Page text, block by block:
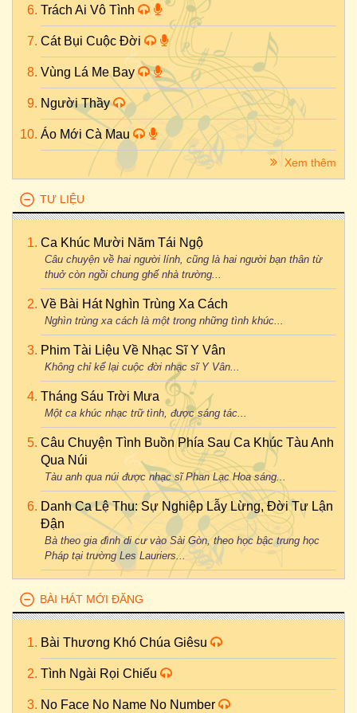
Trách Ai Vô Tình
Cát Bụi Cuộc Đời
Vùng Lá Me Bay
Người Thầy
Áo Mới Cà Mau
Xem thêm
TƯ LIỆU
Ca Khúc Mười Năm Tái Ngộ
Câu chuyện về hai người lính, cũng là hai người bạn thân từ
thuở còn ngồi chung ghế nhà trường...
Về Bài Hát Nghìn Trùng Xa Cách
Nghìn trùng xa cách là một trong những tình khúc...
Phim Tài Liệu Về Nhạc Sĩ Y Vân
Không chỉ kể lại cuộc đời nhạc sĩ Y Vân...
Tháng Sáu Trời Mưa
Một ca khúc nhạc trữ tình, được sáng tác...
Câu Chuyện Tình Buồn Phía Sau Ca Khúc Tàu Anh
Qua Núi
Tàu anh qua núi được nhạc sĩ Phan Lạc Hoa sáng...
Danh Ca Lệ Thu: Sự Nghiệp Lẫy Lừng, Đời Tư Lận
Đận
Bà theo gia đình di cư vào Sài Gòn, theo học bậc trung học
Pháp tại trường Les Lauriers...
BÀI HÁT MỚI ĐĂNG
Bài Thương Khó Chúa Giêsu
Tình Ngài Rọi Chiếu
No Face No Name No Number